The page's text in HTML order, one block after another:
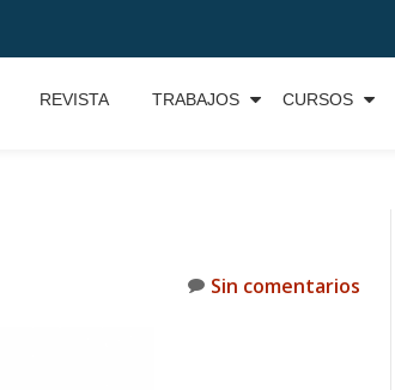
REVISTA TRABAJOS CURSOS
Sin comentarios